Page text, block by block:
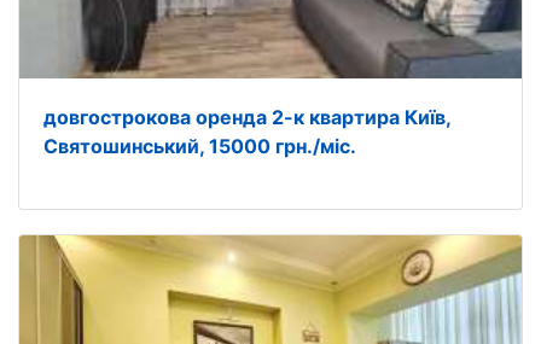
довгострокова оренда 2-к квартира Київ,
Святошинський, 15000 грн./міс.